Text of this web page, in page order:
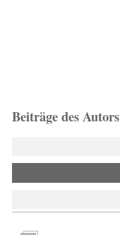
Beiträge des Autors